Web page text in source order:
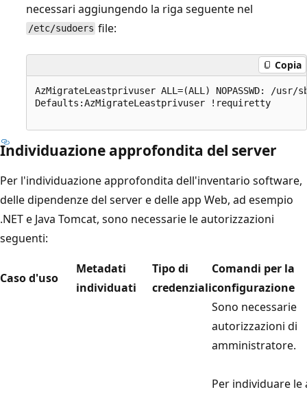
necessari aggiungendo la riga seguente nel
/etc/sudoers file:
Copia
AzMigrateLeastprivuser ALL=(ALL)
Defaults:AzMigrateLeastprivuser !requiretty
Individuazione approfondita del server
Per l'individuazione approfondita dell'inventario software,
delle dipendenze del server e delle app Web, ad esempio
.NET e Java Tomcat, sono necessarie le autorizzazioni
seguenti:
Caso d'uso
Metadati
individuati
Tipo di
credenziali
Comandi per la
configurazione
Sono necessarie
autorizzazioni di
amministratore.
Per individuare le